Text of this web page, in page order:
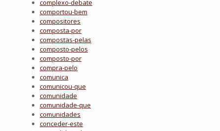
complexo-debate
comportou-bem
compositores
composta-por
compostas-pelas
composto-pelos
composto-por
compra-pelo
comunica
comunicou-que
comunidade
comunidade-que
comunidades
conceder-este